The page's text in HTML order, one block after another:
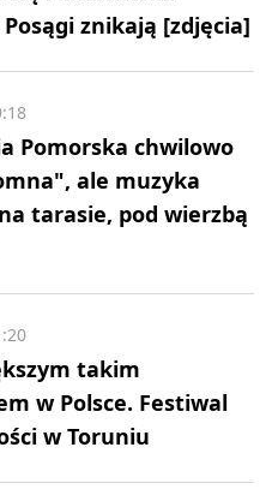
znikają [zdjęcia]
Pomorska chwilowo
ale muzyka
tarasie, pod wierzbą
takim
w Polsce. Festiwal
w Toruniu